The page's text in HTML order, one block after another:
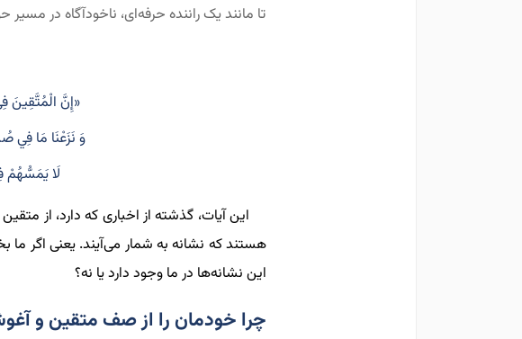
تا مانند یک راننده حرفه‌ای، ناخودآگاه در
«إِنَّ الْمُتَّقِينَ
وَ نَزَعْنَا مَا فِي
لَا يَمَسُّهُمْ
این آیات، گذشته از اخباری که دارد، از
هستند که نشانه به شمار می‌آیند. یعنی اگر ما
این نشانه‌ها در ما وجود دارد یا نه؟
چرا خودمان را از صف متقین و